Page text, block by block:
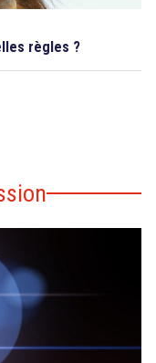
règles ?